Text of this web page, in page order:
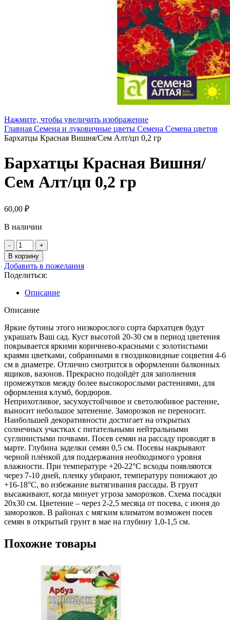
Нажмите, чтобы увеличить изображение
Главная Семена и луковичные цветы Семена Семена цветов
Бархатцы Красная Вишня/Сем Алт/цп 0,2 гр
Бархатцы Красная Вишня/
Сем Алт/цп 0,2 гр
60,00 ₽
В наличии
Количество
товара
Бархатцы
Красная
Вишня/
Сем
Алт/
цп
гр
В корзину
Добавить в пожелания
Поделиться:
Описание
Описание
Яркие бутоны этого низкорослого сорта бархатцев будут
украшать Ваш сад. Куст высотой 20-30 см в период цветения
покрывается яркими коричнево-красными с золотистыми
краями цветками, собранными в гвоздиковидные соцветия 4-6
см в диаметре. Отлично смотрится в оформлении балконных
ящиков, вазонов. Прекрасно подойдёт для заполнения
промежутков между более высокорослыми растениями, для
оформления клумб, бордюров.
Неприхотливое, засухоустойчивое и светолюбивое растение,
выносит небольшое затенение. Заморозков не переносит.
Наибольшей декоративности достигает на открытых
солнечных участках с питательными нейтральными
суглинистыми почвами. Посев семян на рассаду проводят в
марте. Глубина заделки семян 0,5 см. Посевы накрывают
черной плёнкой для поддержания необходимого уровня
влажности. При температуре +20-22°С всходы появляются
через 7-10 дней, пленку убирают, температуру понижают до
+16-18°С, во избежание вытягивания рассады. В грунт
высаживают, когда минует угроза заморозков. Схема посадки
20х30 см. Цветение – через 2-2,5 месяца от посева, с июня до
заморозков. В районах с мягким климатом возможен посев
семян в открытый грунт в мае на глубину 1,0-1,5 см.
Похожие товары